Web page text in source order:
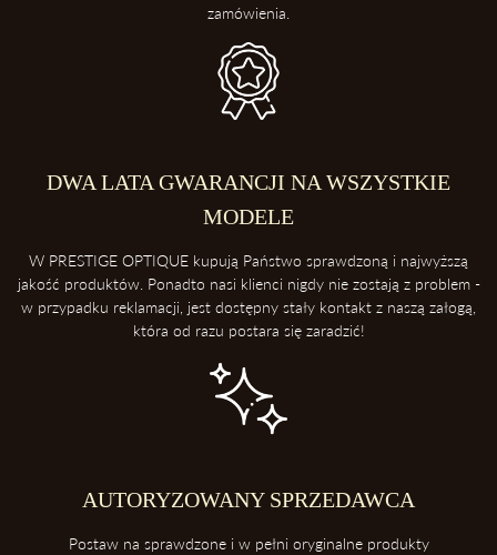
zamówienia.
DWA LATA GWARANCJI NA WSZYSTKIE
MODELE
W PRESTIGE OPTIQUE kupują Państwo sprawdzoną i najwyższą
jakość produktów. Ponadto nasi klienci nigdy nie zostają z problem -
w przypadku reklamacji, jest dostępny stały kontakt z naszą załogą,
która od razu postara się zaradzić!
AUTORYZOWANY SPRZEDAWCA
Postaw na sprawdzone i w pełni oryginalne produkty